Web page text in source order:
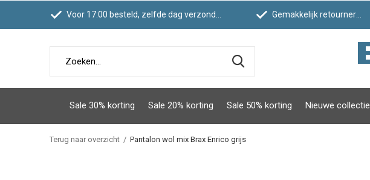
Sale 30% korting Sale 20% korting Sale 50% korting Nieuwe collectie
Voor 17:00 besteld, zelfde dag verzonden Gemakkelijk retourneren
Terug naar overzicht Pantalon wol mix Brax Enrico grijs